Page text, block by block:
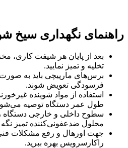
راهنمای نگهداری سیخ
بعد از پایان هر شیفت کاری،
تخلیه و تمیز نمایید.
برس‌های مارپیچی باید به
فرسودگی تعویض شوند.
استفاده از مواد شوینده
طول عمر دستگاه توصیه
سطوح داخلی و خارجی دستگاه
محلول ضدعفونی‌کننده تمیز نگه
جهت اورهال و رفع مشکلات
راکارسرویس بهره ببرید.